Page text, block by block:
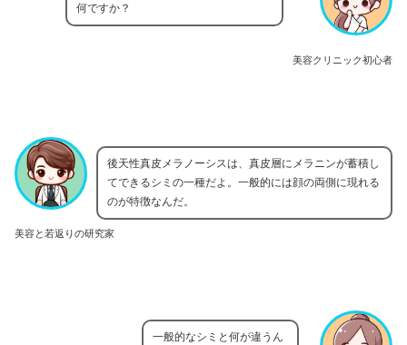
美容クリニック初心者
何ですか？
美容と若返りの研究家
後天性真皮メラノーシスは、真皮層にメラニンが蓄積し
てできるシミの一種だよ。一般的には顔の両側に現れる
のが特徴なんだ。
一般的なシミと何が違うん